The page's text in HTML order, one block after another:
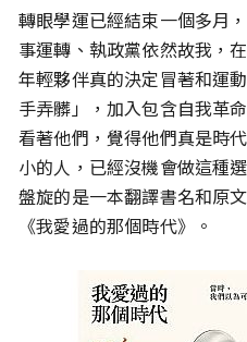
轉眼學運已經結束一個多月
事運轉、執政黨依然故我，
年輕夥伴真的決定冒著和運
手弄髒」，加入包含自我革
看著他們，覺得他們真是時
小的人，已經沒機會做這種
盤旋的是一本翻譯書名和原
《我愛過的那個時代》。